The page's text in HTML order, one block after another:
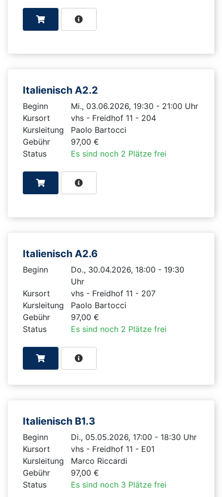
Italienisch A2.2
Beginn
Mi., 03.06.2026, 19:30 - 21:00 Uhr
Kursort
vhs - Freidhof 11 - 204
Kursleitung
Paolo Bartocci
Gebühr
97,00 €
Status
Es sind noch 2 Plätze frei
Italienisch A2.6
Beginn
Do., 30.04.2026, 18:00 - 19:30
Uhr
Kursort
vhs - Freidhof 11 - 207
Kursleitung
Paolo Bartocci
Gebühr
97,00 €
Status
Es sind noch 2 Plätze frei
Italienisch B1.3
Beginn
Di., 05.05.2026, 17:00 - 18:30 Uhr
Kursort
vhs - Freidhof 11 - E01
Kursleitung
Marco Riccardi
Gebühr
97,00 €
Status
Es sind noch 3 Plätze frei